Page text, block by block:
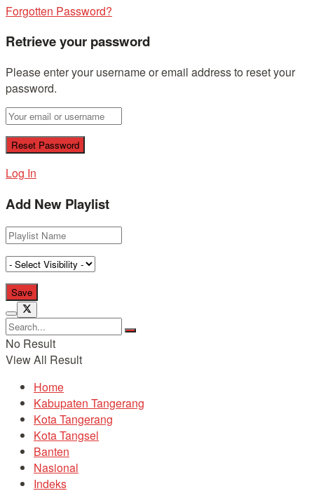
Forgotten Password?
Retrieve your password
Please enter your username or email address to reset your
password.
Log In
Add New Playlist
No Result
View All Result
Home
Kabupaten Tangerang
Kota Tangerang
Kota Tangsel
Banten
Nasional
Indeks